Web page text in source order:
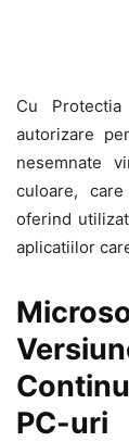
Cu
autorizare
nesemnate
culoare,
oferind
aplicatiilor
PC-uri